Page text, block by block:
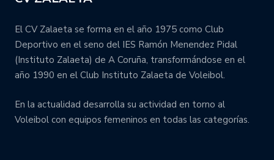
El CV Zalaeta se forma en el año 1975 como Club
Deportivo en el seno del IES Ramón Menendez Pidal
(Instituto Zalaeta) de A Coruña, transformándose en el
año 1990 en el Club Instituto Zalaeta de Voleibol.
En la actualidad desarrolla su actividad en torno al
Voleibol con equipos femeninos en todas las categorías.